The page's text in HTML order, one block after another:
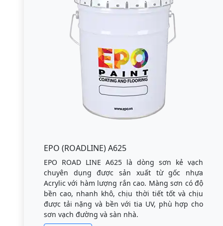
EPO (ROADLINE) A625
EPO ROAD LINE A625 là dòng sơn kẻ vạch
chuyên dụng được sản xuất từ gốc nhựa
Acrylic với hàm lượng rắn cao. Màng sơn có độ
bền cao, nhanh khô, chịu thời tiết tốt và chịu
được tải nặng và bền với tia UV, phù hợp cho
sơn vạch đường và sàn nhà.